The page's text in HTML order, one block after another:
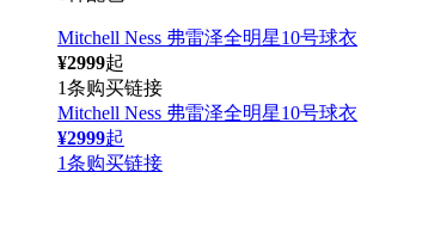
Mitchell Ness 弗雷泽全明星10号球衣
¥2999起
1条购买链接
Mitchell Ness 弗雷泽全明星10号球衣
¥2999起
1条购买链接